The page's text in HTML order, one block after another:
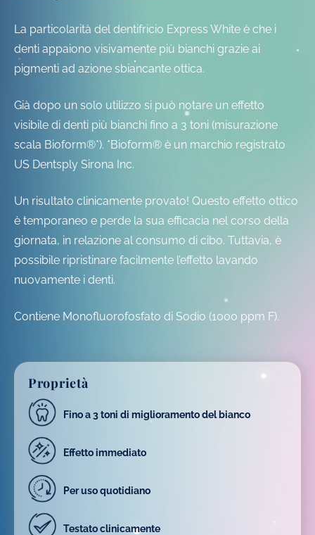
La particolarità del dentifricio Express White è che i
denti appaiono visivamente più bianchi grazie ai
pigmenti ad azione sbiancante ottica.
Già dopo un solo utilizzo si può notare un effetto
visibile di denti più bianchi fino a 3 toni (misurazione
scala Bioform®*). *Bioform® è un marchio registrato
US Dentsply Sirona Inc.
Un risultato clinicamente provato! Questo effetto ottico
è temporaneo e perde la sua efficacia nel corso della
giornata, in relazione al consumo di cibo. Tuttavia, è
possibile ripristinare facilmente l’effetto lavando
nuovamente i denti.
Contiene Monofluorofosfato di Sodio (1000 ppm F).
Proprietà
Fino a 3 toni di miglioramento del bianco
Effetto immediato
Per uso quotidiano
Testato clinicamente